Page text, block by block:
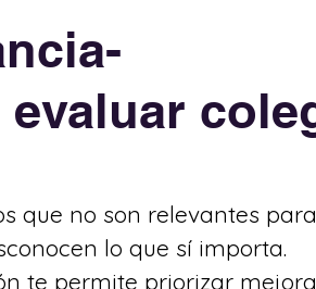
que no son relevantes
lo que sí importa.
te permite priorizar